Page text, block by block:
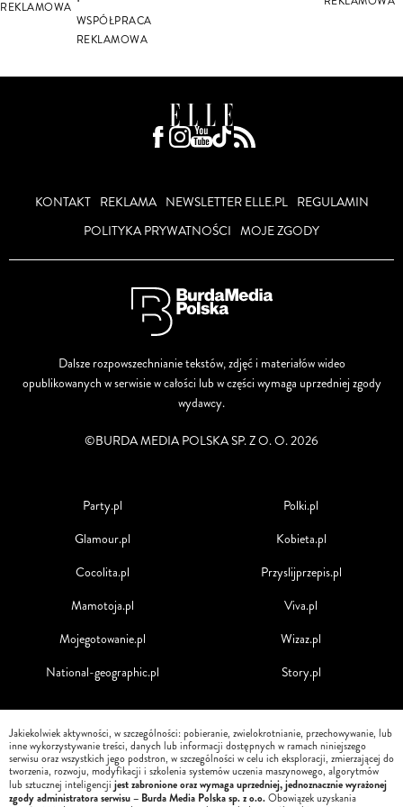
REKLAMOWA
WSPÓŁPRACA
REKLAMOWA
KONTAKT REKLAMA NEWSLETTER ELLE.PL
REGULAMIN
POLITYKA PRYWATNOŚCI MOJE ZGODY
Dalsze rozpowszechnianie tekstów, zdjęć i materiałów wideo
opublikowanych w serwisie w całości lub w części wymaga uprzedniej zgody
wydawcy.
©BURDA MEDIA POLSKA SP. Z O. O. 2026
Party.pl
Glamour.pl
Cocolita.pl
Mamotoja.pl
Mojegotowanie.pl
National-geographic.pl
Polki.pl
Kobieta.pl
Przyslijprzepis.pl
Viva.pl
Wizaz.pl
Story.pl
Jakiekolwiek aktywności, w szczególności: pobieranie, zwielokrotnianie, przechowywanie, lub
inne wykorzystywanie treści, danych lub informacji dostępnych w ramach niniejszego
serwisu oraz wszystkich jego podstron, w szczególności w celu ich eksploracji, zmierzającej do
tworzenia, rozwoju, modyfikacji i szkolenia systemów uczenia maszynowego, algorytmów
lub sztucznej inteligencji jest zabronione oraz wymaga uprzedniej, jednoznacznie wyrażonej
zgody administratora serwisu – Burda Media Polska sp. z o.o.Obowiązek uzyskania